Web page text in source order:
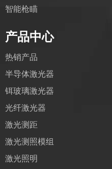
智能枪瞄
产品中心
热销产品
半导体激光器
铒玻璃激光器
光纤激光器
激光测距
激光测照模组
激光照明